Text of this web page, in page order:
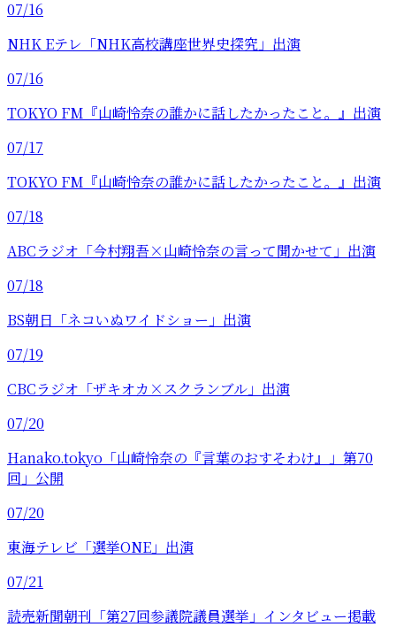
07/16
NHK Eテレ「NHK高校講座世界史探究」出演
07/16
TOKYO FM『山崎怜奈の誰かに話したかったこと。』出演
07/17
TOKYO FM『山崎怜奈の誰かに話したかったこと。』出演
07/18
ABCラジオ「今村翔吾×山崎怜奈の言って聞かせて」出演
07/18
BS朝日「ネコいぬワイドショー」出演
07/19
CBCラジオ「ザキオカ×スクランブル」出演
07/20
Hanako.tokyo「山崎怜奈の『言葉のおすそわけ』」第70
回」公開
07/20
東海テレビ「選挙ONE」出演
07/21
読売新聞朝刊「第27回参議院議員選挙」インタビュー掲載